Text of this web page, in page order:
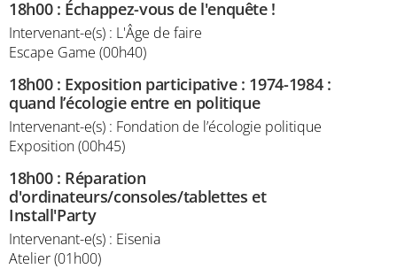
18h00: Échappez-vous de l'enquête !
Intervenant-e(s) : L'Âge de faire
Escape Game (00h40)
18h00: Exposition participative : 1974-1984 :
quand l’écologie entre en politique
Intervenant-e(s) : Fondation de l’écologie politique
Exposition (00h45)
18h00: Réparation
d'ordinateurs/consoles/tablettes et
Install'Party
Intervenant-e(s) : Eisenia
Atelier (01h00)